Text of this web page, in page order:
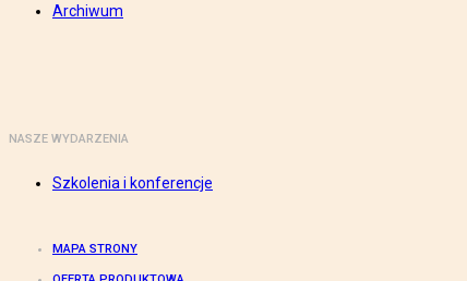
Archiwum
NASZE WYDARZENIA
Szkolenia i konferencje
MAPA STRONY